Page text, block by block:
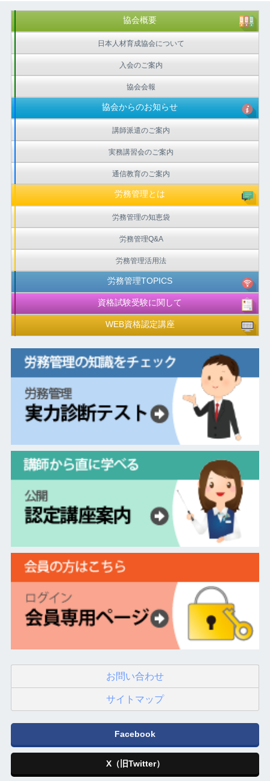
協会概要
日本人材育成協会について
入会のご案内
協会会報
協会からのお知らせ
講師派遣のご案内
実務講習会のご案内
通信教育のご案内
労務管理とは
労務管理の知恵袋
労務管理Q&A
労務管理活用法
労務管理TOPICS
資格試験受験に関して
WEB資格認定講座
お問い合わせ
サイトマップ
Facebook
X（旧Twitter）